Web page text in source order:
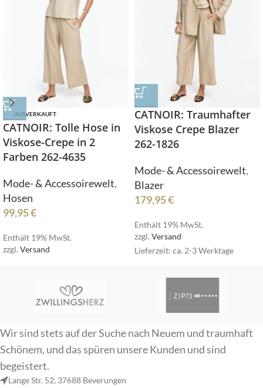
AUSVERKAUFT
CATNOIR: Tolle Hose in
Viskose-Crepe in 2
Farben 262-4635
Mode- & Accessoirewelt,
Hosen
99,95€
Enthält 19% MwSt.
zzgl. Versand
CATNOIR: Traumhafter
Viskose Crepe Blazer
262-1826
Mode- & Accessoirewelt,
Blazer
179,95€
Enthält 19% MwSt.
zzgl. Versand
Lieferzeit: ca. 2-3 Werktage
Wir sind stets auf der Suche nach Neuem und traumhaft
Schönem, und das spüren unsere Kunden und sind
begeistert.
Lange Str. 52, 37688 Beverungen